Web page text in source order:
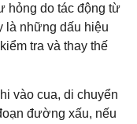
hỏng do tác động từ
là những dấu hiệu
tra và thay thế
vào cua, di chuyển
đường xấu, nếu